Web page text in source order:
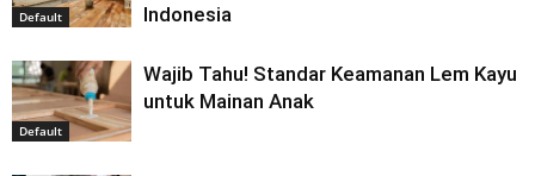
Default
Indonesia
Default
Wajib Tahu! Standar Keamanan Lem Kayu
untuk Mainan Anak